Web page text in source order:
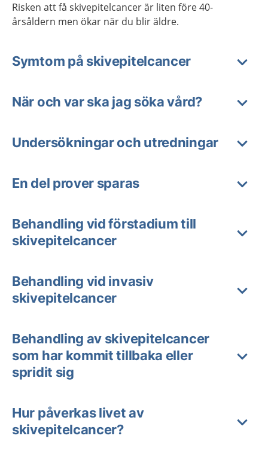
Risken att få skivepitelcancer är liten före 40-
årsåldern men ökar när du blir äldre.
Symtom på skivepitelcancer
När och var ska jag söka vård?
Undersökningar och utredningar
En del prover sparas
Behandling vid förstadium till
skivepitelcancer
Behandling vid invasiv
skivepitelcancer
Behandling av skivepitelcancer
som har kommit tillbaka eller
spridit sig
Hur påverkas livet av
skivepitelcancer?